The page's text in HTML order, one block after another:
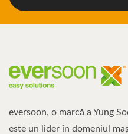
eversoon, o marcă a Yung
este un lider în domeniul